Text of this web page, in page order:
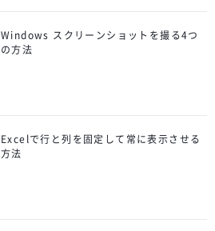
Windows スクリーンショットを撮る4つ
の方法
Excelで行と列を固定して常に表示させる
方法